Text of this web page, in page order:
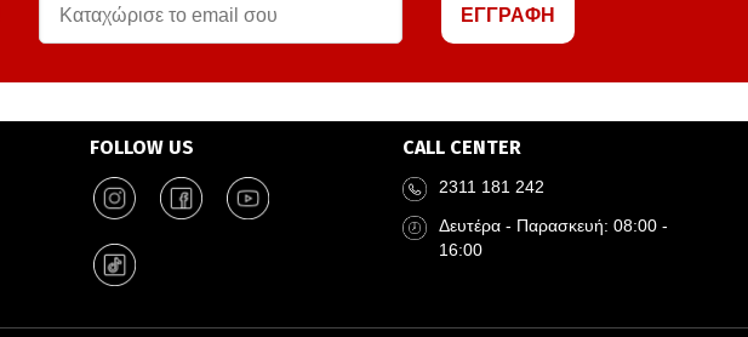
ΕΓΓΡΑΦΗ
FOLLOW US CALL CENTER
2311 181 242
Δευτέρα - Παρασκευή: 08:00 -
16:00